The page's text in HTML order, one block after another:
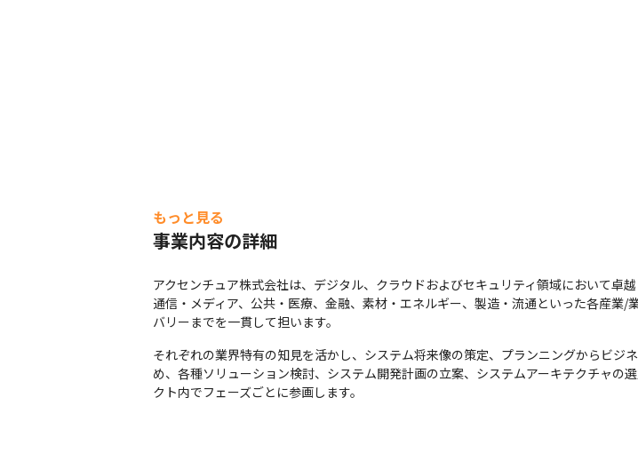
もっと見る
事業内容の詳細
アクセンチュア株式会社は、デジタル、クラウドおよびセキュリティ領域において卓
通信・メディア、公共・医療、金融、素材・エネルギー、製造・流通といった各産業
バリーまでを一貫して担います。
それぞれの業界特有の知見を活かし、システム将来像の策定、プランニングからビ
め、各種ソリューション検討、システム開発計画の立案、システムアーキテクチャの
クト内でフェーズごとに参画します。